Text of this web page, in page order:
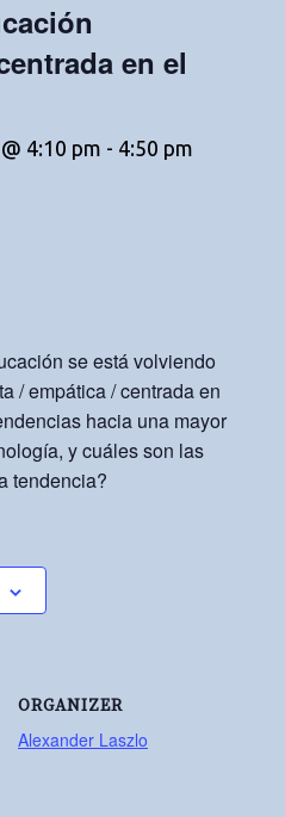
en el
4:10 pm - 4:50 pm
se está volviendo
/ empática / centrada en
hacia una mayor
y cuáles son las
tendencia?
ORGANIZER
Alexander Laszlo